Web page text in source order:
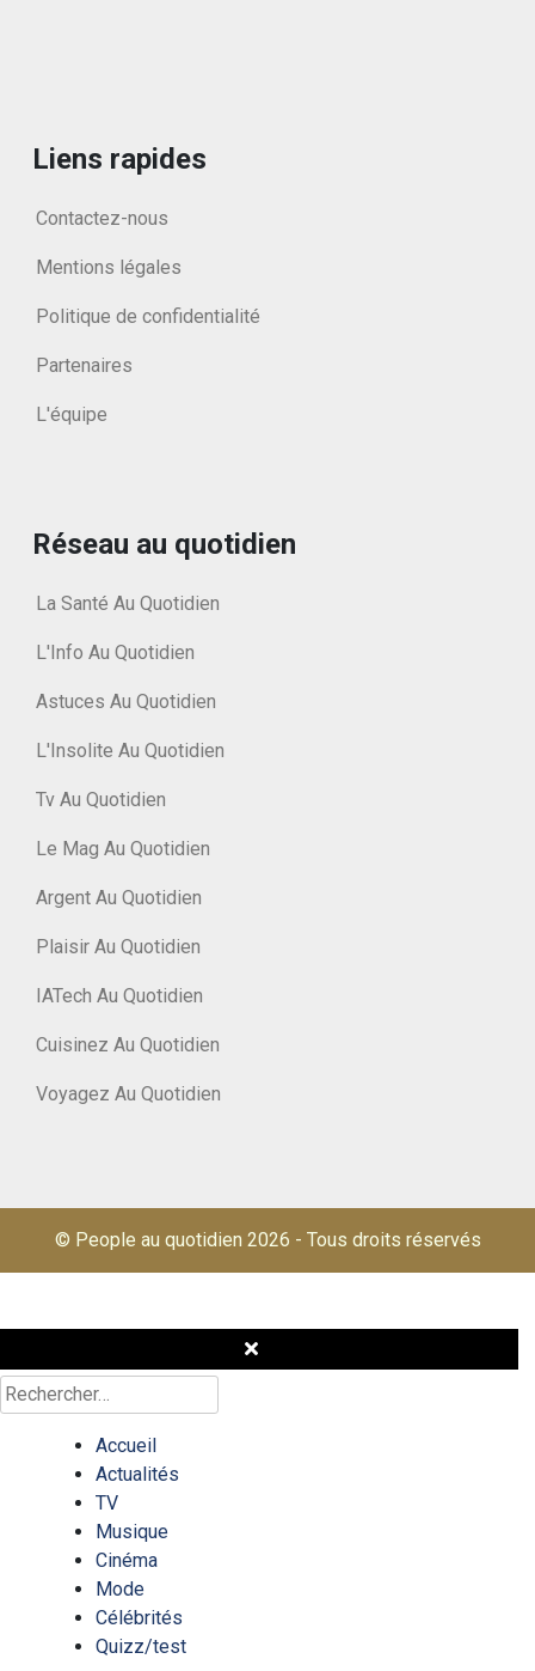
Liens rapides
Contactez-nous
Mentions légales
Politique de confidentialité
Partenaires
L'équipe
Réseau au quotidien
La Santé Au Quotidien
L'Info Au Quotidien
Astuces Au Quotidien
L'Insolite Au Quotidien
Tv Au Quotidien
Le Mag Au Quotidien
Argent Au Quotidien
Plaisir Au Quotidien
IATech Au Quotidien
Cuisinez Au Quotidien
Voyagez Au Quotidien
© People au quotidien 2026 - Tous droits réservés
Rechercher :
Accueil
Actualités
TV
Musique
Cinéma
Mode
Célébrités
Quizz/test